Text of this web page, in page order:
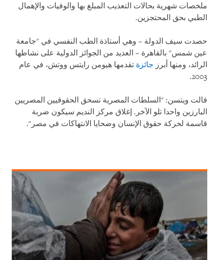
ملخصات شهرية بحالات التعذيب المبلغ بها والوفيات والإهمال
الطبي بحق المحتجزين.
حصدت سيف الدولة – وهي أستاذة الطب النفسي في "جامعة
عين شمس" بالقاهرة – العديد من الجوائز الدولية على نشاطها
الرائد، ومنها أبرز جائزة تقدمها هيومن رايتس ووتش، في عام
2003.
قالت ويتسن: "السلطات المصرية تسحق الحقوقيين المصريين
البارزين واحدا تلو الآخر. إغلاق مركز النديم سيكون ضربة
قاسمة لحركة حقوق الإنسان وضحايا الانتهاكات في مصر".